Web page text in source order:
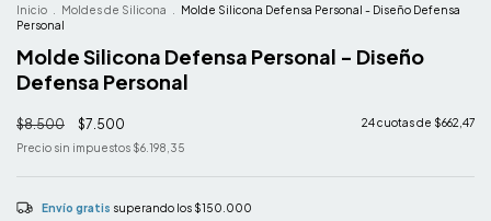
Inicio Moldes de Silicona
Molde Silicona Defensa Personal - Diseño Defensa
Personal
Molde Silicona Defensa Personal - Diseño
Defensa Personal
$8.500 $7.500 24cuotas de $662,47
Precio sin impuestos $6.198,35
Envío gratis superando los $150.000